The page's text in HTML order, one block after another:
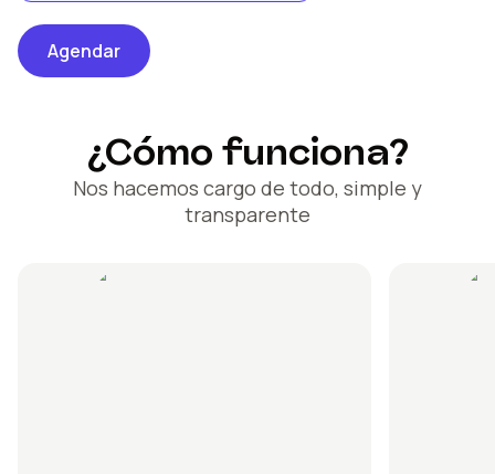
Agendar
¿Cómo funciona?
Nos hacemos cargo de todo, simple y
transparente